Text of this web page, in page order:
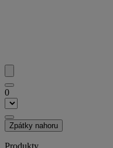
0
Zpátky nahoru
Produkty